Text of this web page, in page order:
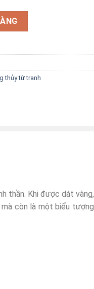
thủy từ tranh
thần. Khi được dát vàng,
còn là một biểu tượng